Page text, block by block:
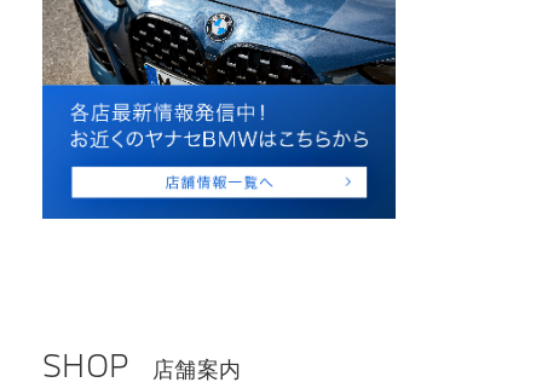
SHOP 店舗案内